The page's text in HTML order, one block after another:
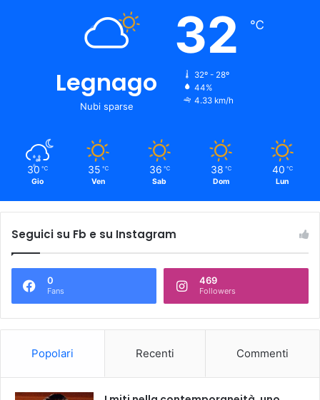
Legnago
Nubi sparse
32 ℃
32º - 28º
44%
4.33 km/h
30 ℃
Gio
35 ℃
Ven
36 ℃
Sab
38 ℃
Dom
40 ℃
Lun
Seguici su Fb e su Instagram
0
Fans
469
Followers
Popolari Recenti Commenti